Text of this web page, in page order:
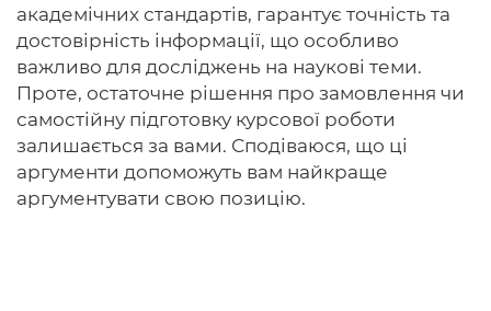
академічних стандартів, гарантує точність та
достовірність інформації, що особливо
важливо для досліджень на наукові теми.
Проте, остаточне рішення про замовлення чи
самостійну підготовку курсової роботи
залишається за вами. Сподіваюся, що ці
аргументи допоможуть вам найкраще
аргументувати свою позицію.